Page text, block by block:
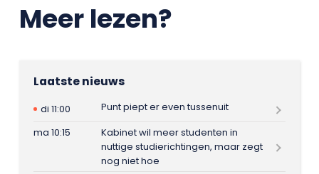
Meer lezen?
Laatste nieuws
di 11:00
Punt piept er even tussenuit
ma 10:15
Kabinet wil meer studenten in
nuttige studierichtingen, maar zegt
nog niet hoe